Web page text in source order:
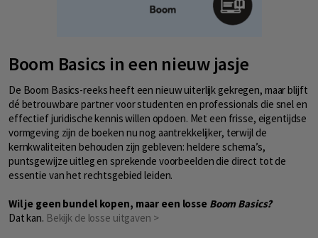
Boom Basics in een nieuw jasje
De Boom Basics-reeks heeft een nieuw uiterlijk gekregen, maarblijft
dé betrouwbarepartnervoorstudenten en professionals die snel en
effectiefjuridischekenniswillen opdoen. Met een frisse, eigentijdse
vormgeving zijn de boeken nunog aantrekkelijker, terwijl de
kernkwaliteiten behouden zijn gebleven: heldere schema’s,
puntsgewijzeuitleg ensprekende voorbeelden die direct tot de
essentie vanhet rechtsgebiedleiden.
Wil je geen bundel kopen, maar een losse Boom Basics?
Dat kan. Bekijk de losse uitgaven >